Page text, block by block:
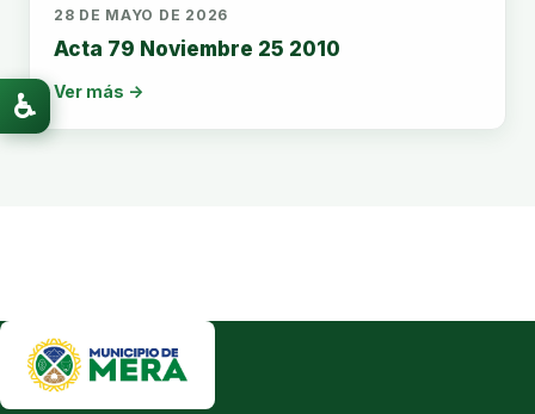
28 DE MAYO DE 2026
Acta 79 Noviembre 25 2010
Ver más →
♿